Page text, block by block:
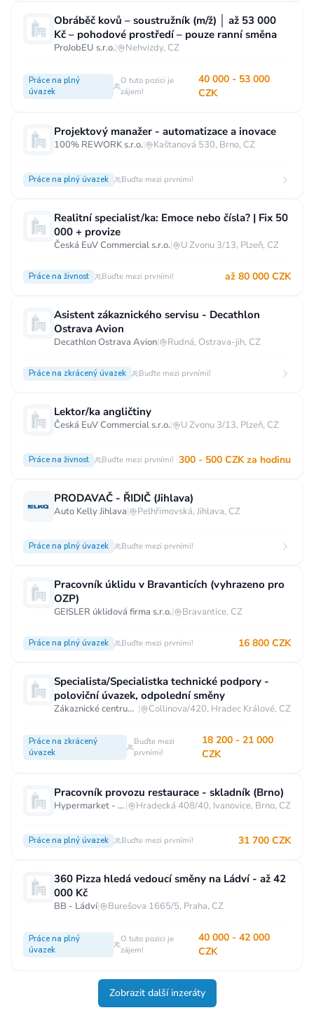
Obráběč kovů – soustružník (m/ž) │ až 53 000
Kč – pohodové prostředí – pouze ranní směna
ProJobEU s.r.o.| Nehvizdy, CZ
Práce na plný
úvazek
O tuto pozici je
zájem!
40 000 - 53 000
CZK
Projektový manažer - automatizace a inovace
100% REWORK s.r.o.| Kaštanová 530, Brno, CZ
Práce na plný úvazek Buďte mezi prvními!
Realitní specialist/ka: Emoce nebo čísla? | Fix 50
000 + provize
Česká EuV Commercial s.r.o.| U Zvonu 3/13, Plzeň, CZ
Práce na živnost Buďte mezi prvními! až 80 000 CZK
Asistent zákaznického servisu - Decathlon
Ostrava Avion
Decathlon Ostrava Avion| Rudná, Ostrava-jih, CZ
Práce na zkrácený úvazek Buďte mezi prvními!
Lektor/ka angličtiny
Česká EuV Commercial s.r.o.| U Zvonu 3/13, Plzeň, CZ
Práce na živnost Buďte mezi prvními! 300 - 500 CZK za hodinu
PRODAVAČ - ŘIDIČ (Jihlava)
Auto Kelly Jihlava| Pelhřimovská, Jihlava, CZ
Práce na plný úvazek Buďte mezi prvními!
Pracovník úklidu v Bravanticích (vyhrazeno pro
OZP)
GEISLER úklidová firma s.r.o.| Bravantice, CZ
Práce na plný úvazek Buďte mezi prvními! 16 800 CZK
Specialista/Specialistka technické podpory -
poloviční úvazek, odpolední směny
Zákaznické centrum T-Mobile | Collinova/420, Hradec Králové, CZ
Práce na zkrácený
úvazek
Buďte mezi
prvními!
18 200 - 21 000
CZK
Pracovník provozu restaurace - skladník (Brno)
Hypermarket - Brno| Hradecká 408/40, Ivanovice, Brno, CZ
Práce na plný úvazek Buďte mezi prvními! 31 700 CZK
360 Pizza hledá vedoucí směny na Ládví - až 42
000 Kč
BB - Ládví| Burešova 1665/5, Praha, CZ
Práce na plný
úvazek
O tuto pozici je
zájem!
40 000 - 42 000
CZK
Zobrazit další inzeráty